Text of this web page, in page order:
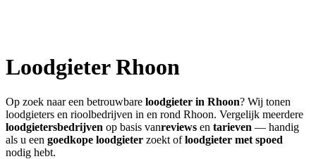
LoodgieterRhoon
Op zoek naar een betrouwbare loodgieter in Rhoon? Wij tonen
loodgieters en rioolbedrijven in en rond Rhoon. Vergelijk meerdere
loodgietersbedrijven op basis vanreviews en tarieven — handig
als u een goedkope loodgieter zoekt ofloodgieter met spoed
nodig hebt.